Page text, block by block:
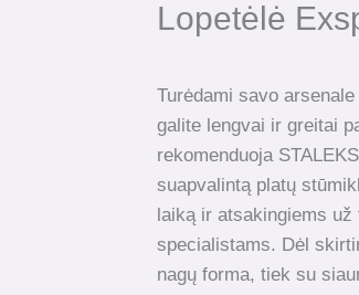
Lopetėlė
Turėdami savo
galite lengvai ir greitai
rekomenduoja
suapvalintą platų
laiką ir atsakingiems už
specialistams. Dėl
nagų forma, tiek su